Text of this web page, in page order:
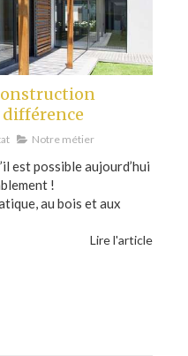
Notre métier
est possible aujourd’hui
!
au bois et aux
Lire l'article